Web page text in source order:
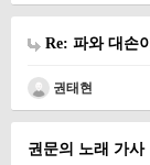
Re: 파와 대손
권태현
권문의 노래 가사